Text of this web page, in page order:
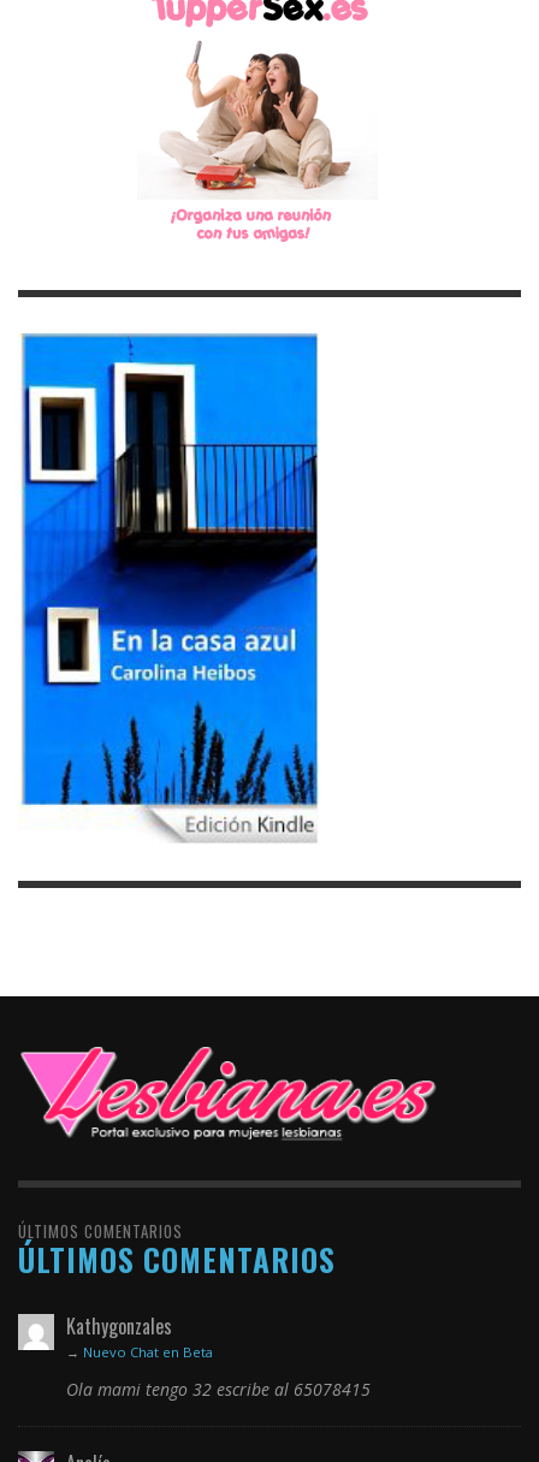
ÚLTIMOS COMENTARIOS
ÚLTIMOS COMENTARIOS
Kathygonzales
→ Nuevo Chat en Beta
Ola mami tengo 32 escribe al 65078415